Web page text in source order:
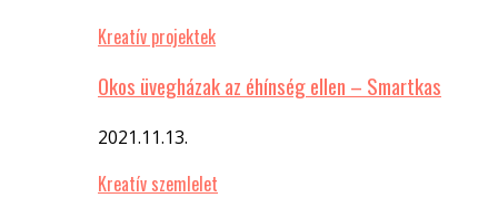
Kreatív projektek
Okos üvegházak az éhínség ellen – Smartkas
2021.11.13.
Kreatív szemlelet